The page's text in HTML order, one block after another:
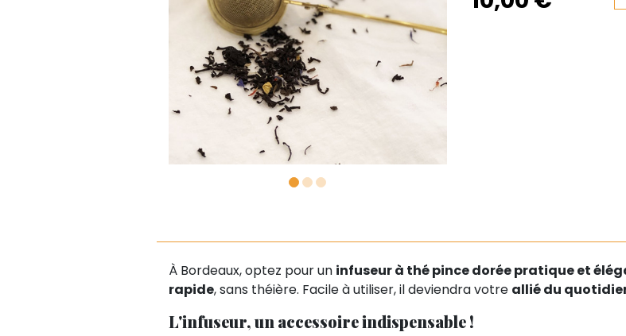
À Bordeaux, optez pour un infuseur à thé pince dorée pratique et
rapide, sans théière. Facile à utiliser, il deviendra votre allié du
L'infuseur, un accessoire indispensable !